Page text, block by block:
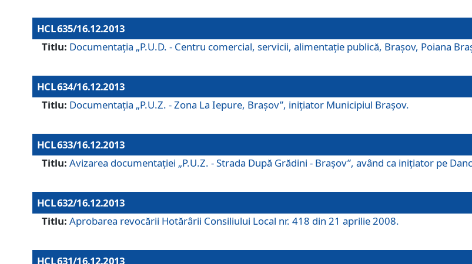
HCL 635/16.12.2013
Titlu: Documentaţia „P.U.D. - Centru comercial, servicii, alimentaţie publică, Braşov, Poiana
HCL 634/16.12.2013
Titlu: Documentaţia „P.U.Z. - Zona La Iepure, Braşov”, iniţiator Municipiul Braşov.
HCL 633/16.12.2013
Titlu: Avizarea documentaţiei „P.U.Z. - Strada După Grădini - Braşov”, având ca iniţiator pe
HCL 632/16.12.2013
Titlu: Aprobarea revocării Hotărârii Consiliului Local nr. 418 din 21 aprilie 2008.
HCL 631/16.12.2013